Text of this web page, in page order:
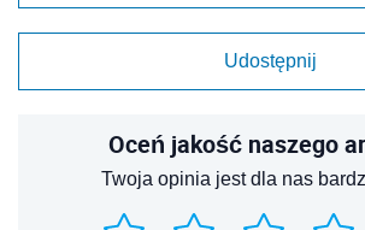
Udostępnij
Oceń jakość naszego
Twoja opinia jest dla nas